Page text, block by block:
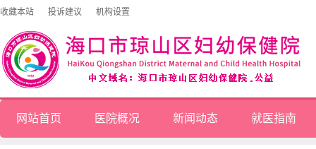
收藏本站 投诉建议 机构设置
网站首页 医院概况 新闻动态 就医指南